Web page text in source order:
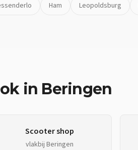
Ham Leopoldsburg
in Beringen
Scooter shop
vlakbijBeringen